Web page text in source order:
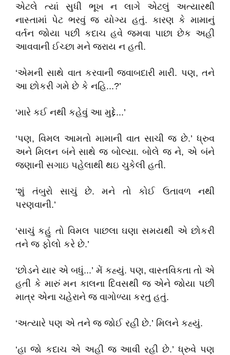
એટલે ત્યાં સુધી ભૂખ ન લાગે એટલું અત્યારથી
નાસ્તામાં પેટ ભરવું જ યોગ્ય હતું. કારણ કે મામાનું
વર્તન જોયા પછી કદાચ હવે જમવા પાછા છેક અહી
આવવાની ઈચ્છા મને જરાય ન હતી.
‘એમની સાથે વાત કરવાની જવાબદારી મારી. પણ, તને
આ છોકરી ગમે છે કે નહિ...?’
‘મારે કઈ નથી કહેવું આ મુદ્દે...’
‘પણ, વિમલ આમતો મામાની વાત સાચી જ છે.’ ધ્રુવ
અને મિલન બંને સાથે જ બોલ્યા. બોલે જ ને, એ બંને
જણાની સગાઇ પહેલાથી થઇ ચુકેલી હતી.
‘શું તંબુરો સાચું છે. મને તો કોઈ ઉતાવળ નથી
પરણવાની.’
‘સાચું કહું તો વિમલ પાછલા ઘણા સમયથી એ છોકરી
તને જ ફોલો કરે છે.’
‘છોડને યાર એ બધું...’ મેં કહ્યું. પણ, વાસ્તવિકતા તો એ
હતી કે મારું મન કાલના દિવસથી જ એને જોયા પછી
માત્ર એના ચહેરાને જ વાગોળ્યા કરતુ હતું.
‘અત્યારે પણ એ તને જ જોઈ રહી છે.’ મિલને કહ્યું.
‘હા જો કદાચ એ અહી જ આવી રહી છે.’ ધ્રુવે પણ